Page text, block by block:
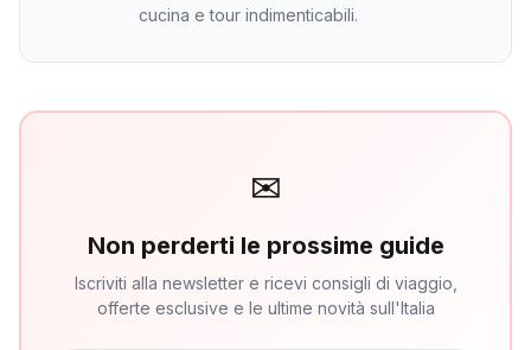
cucina e tour indimenticabili.
✉
Non perderti le prossime guide
Iscriviti alla newsletter e ricevi consigli di viaggio,
offerte esclusive e le ultime novità sull'Italia